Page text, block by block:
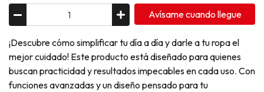
Avísame cuando llegue
¡Descubre cómo simplificar tu día a día y darle a tu ropa el
mejor cuidado! Este producto está diseñado para quienes
buscan practicidad y resultados impecables en cada uso. Con
funciones avanzadas y un diseño pensado para tu